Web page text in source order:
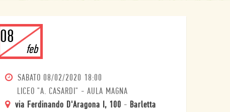
08
feb
SABATO 08/02/2020 18:00
LICEO "A. CASARDI" - AULA MAGNA
via Ferdinando D'Aragona I, 100 - Barletta